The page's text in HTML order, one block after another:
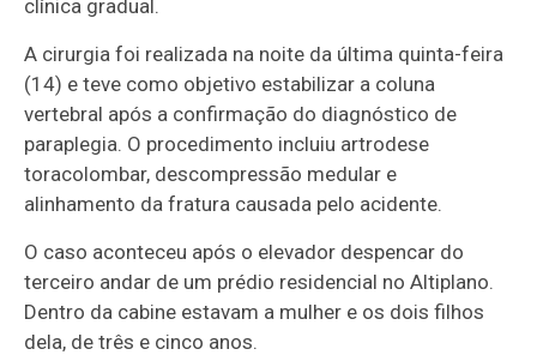
clínica gradual.
A cirurgia foi realizada na noite da última quinta-feira
(14) e teve como objetivo estabilizar a coluna
vertebral após a confirmação do diagnóstico de
paraplegia. O procedimento incluiu artrodese
toracolombar, descompressão medular e
alinhamento da fratura causada pelo acidente.
O caso aconteceu após o elevador despencar do
terceiro andar de um prédio residencial no Altiplano.
Dentro da cabine estavam a mulher e os dois filhos
dela, de três e cinco anos.